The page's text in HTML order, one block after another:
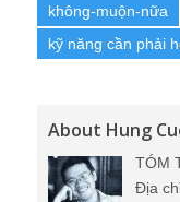
không-muộn-nữa
kỹ năng cần phải
About Hung
TÓM
Địa